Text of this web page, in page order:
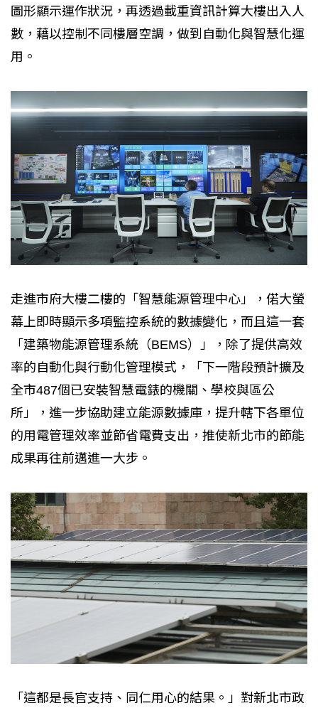
圖形顯示運作狀況，再透過載重資訊計算大樓出入人
數，藉以控制不同樓層空調，做到自動化與智慧化運
用。
走進市府大樓二樓的「智慧能源管理中心」，偌大螢
幕上即時顯示多項監控系統的數據變化，而且這一套
「建築物能源管理系統（BEMS）」，除了提供高效
率的自動化與行動化管理模式，「下一階段預計擴及
全市487個已安裝智慧電錶的機關、學校與區公
所」，進一步協助建立能源數據庫，提升轄下各單位
的用電管理效率並節省電費支出，推使新北市的節能
成果再往前邁進一大步。
「這都是長官支持、同仁用心的結果。」對新北市政